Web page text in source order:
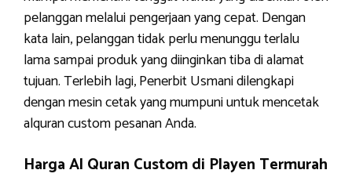
pelanggan melalui pengerjaan yang cepat. Dengan
kata lain, pelanggan tidak perlu menunggu terlalu
lama sampai produk yang diinginkan tiba di alamat
tujuan. Terlebih lagi, Penerbit Usmani dilengkapi
dengan mesin cetak yang mumpuni untuk mencetak
alquran custom pesanan Anda.
Harga Al Quran Custom di Playen Termurah